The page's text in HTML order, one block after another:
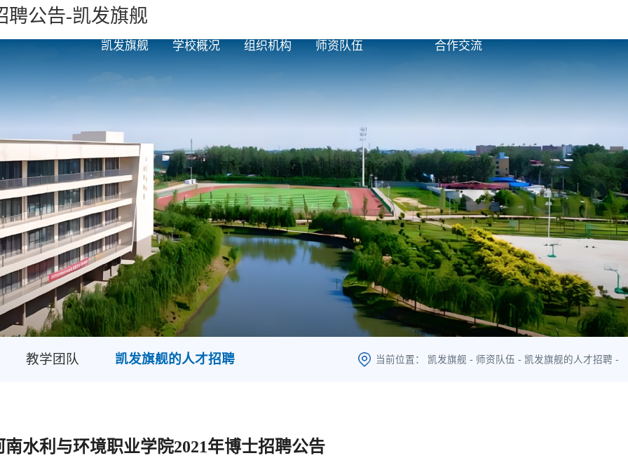
聘公告-凯发旗舰
凯发旗舰 学校概况 组织机构 师资队伍 合作交流
教学团队 凯发旗舰的人才招聘 当前位置： 凯发旗舰 - 师资队伍 - 凯发旗舰的人才招聘 -
南水利与环境职业学院2021年博士招聘公告